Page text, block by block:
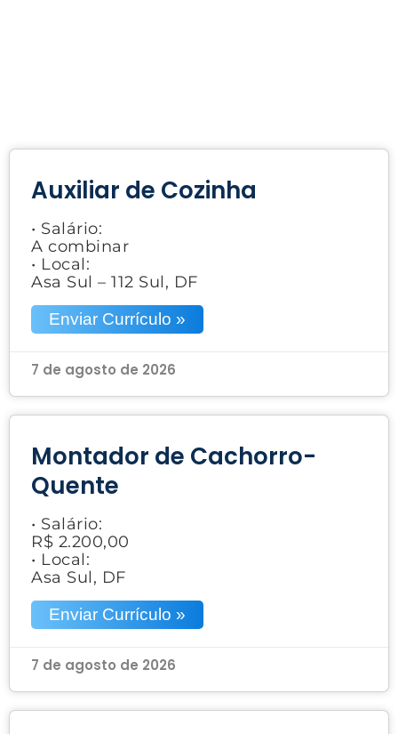
Auxiliar de Cozinha
• Salário:
A combinar
• Local:
Asa Sul – 112 Sul, DF
Enviar Currículo »
7 de agosto de 2026
Montador de Cachorro-
Quente
• Salário:
R$ 2.200,00
• Local:
Asa Sul, DF
Enviar Currículo »
7 de agosto de 2026